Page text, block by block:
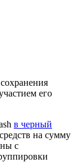
его
в черный
на сумму
с